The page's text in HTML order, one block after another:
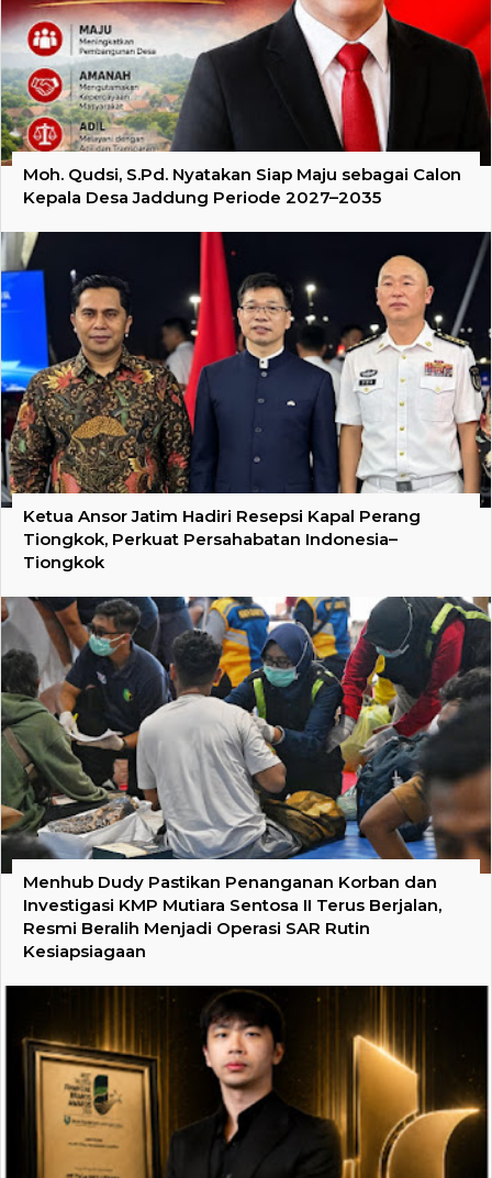
Moh. Qudsi, S.Pd. Nyatakan Siap Maju sebagai Calon
Kepala Desa Jaddung Periode 2027–2035
Ketua Ansor Jatim Hadiri Resepsi Kapal Perang
Tiongkok, Perkuat Persahabatan Indonesia–
Tiongkok
Menhub Dudy Pastikan Penanganan Korban dan
Investigasi KMP Mutiara Sentosa II Terus Berjalan,
Resmi Beralih Menjadi Operasi SAR Rutin
Kesiapsiagaan